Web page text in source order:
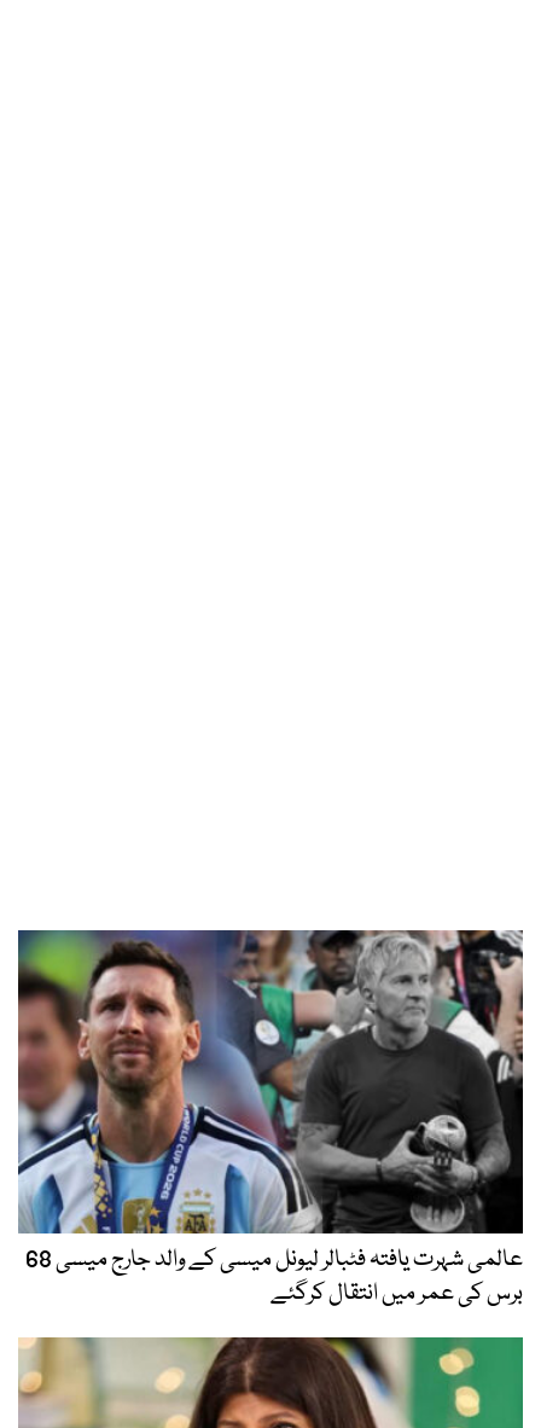
عالمی شہرت یافتہ فٹبالر لیونل میسی کے والد جارج میسی 68
برس کی عمر میں انتقال کرگئے